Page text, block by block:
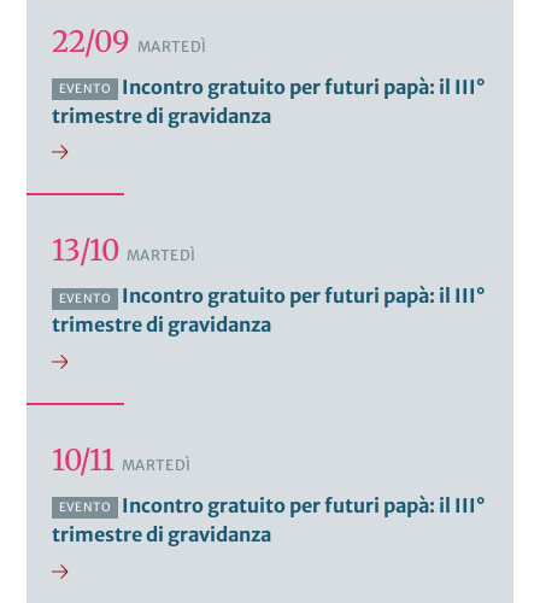
22/09 MARTEDÌ
EVENTO
Incontro gratuito per futuri papà: il III°
trimestre di gravidanza
13/10 MARTEDÌ
EVENTO
Incontro gratuito per futuri papà: il III°
trimestre di gravidanza
10/11 MARTEDÌ
EVENTO
Incontro gratuito per futuri papà: il III°
trimestre di gravidanza